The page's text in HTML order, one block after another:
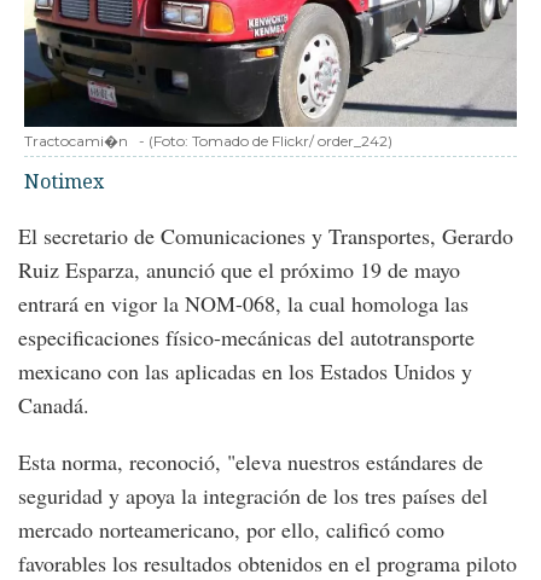
Tractocami�n - (Foto: Tomado de Flickr/ order_242)
Notimex
El secretario de Comunicaciones y Transportes, Gerardo
Ruiz Esparza, anunció que el próximo 19 de mayo
entrará en vigor la NOM-068, la cual homologa las
especificaciones físico-mecánicas del autotransporte
mexicano con las aplicadas en los Estados Unidos y
Canadá.
Esta norma, reconoció, "eleva nuestros estándares de
seguridad y apoya la integración de los tres países del
mercado norteamericano, por ello, calificó como
favorables los resultados obtenidos en el programa piloto